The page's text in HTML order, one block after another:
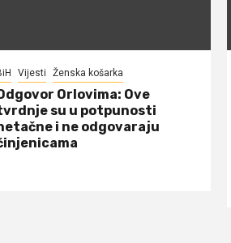
Vijesti Ženska košarka
Orlovima: ​Ove
su u potpunosti
i ne odgovaraju